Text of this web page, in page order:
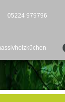
05224 979796